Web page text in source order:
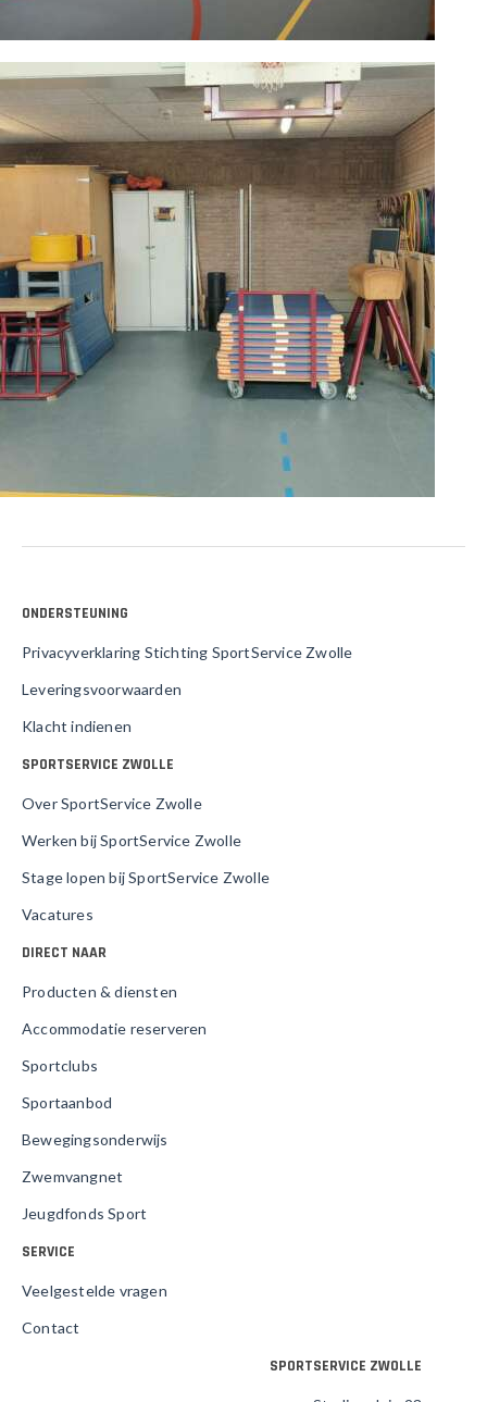
ONDERSTEUNING
Privacyverklaring Stichting SportService Zwolle
Leveringsvoorwaarden
Klacht indienen
SPORTSERVICE ZWOLLE
Over SportService Zwolle
Werken bij SportService Zwolle
Stage lopen bij SportService Zwolle
Vacatures
DIRECT NAAR
Producten & diensten
Accommodatie reserveren
Sportclubs
Sportaanbod
Bewegingsonderwijs
Zwemvangnet
Jeugdfonds Sport
SERVICE
Veelgestelde vragen
Contact
SPORTSERVICE ZWOLLE